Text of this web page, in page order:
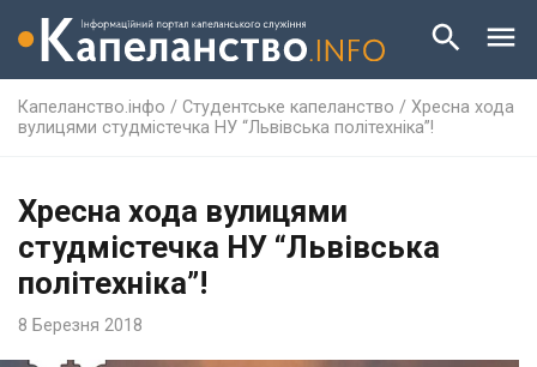
Капеланство.інфо / Студентське капеланство / Хресна хода
вулицями студмістечка НУ “Львівська політехніка”!
Хресна хода вулицями
студмістечка НУ “Львівська
політехніка”!
8 Березня 2018